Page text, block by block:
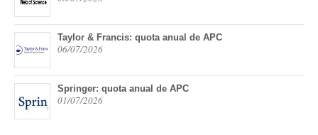
Taylor & Francis: quota anual de APC
06/07/2026
Springer: quota anual de APC
01/07/2026